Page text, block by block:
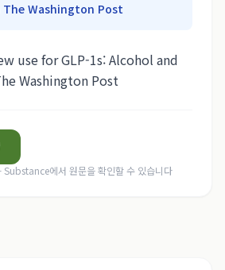
Washington Post
use for GLP-1s: Alcohol and
Washington Post
Substance에서 원문을 확인할 수 있습니다